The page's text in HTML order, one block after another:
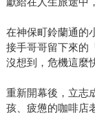
在神保町鈴蘭通的
接手哥哥留下來的
沒想到，危機這麼
重新開幕後，立志
孩、疲憊的咖啡店